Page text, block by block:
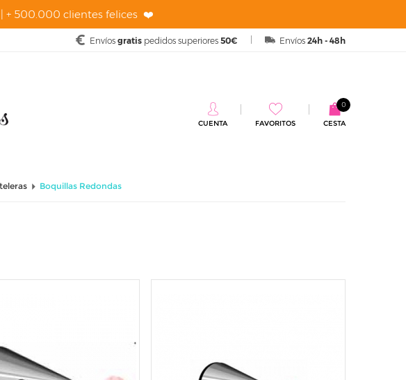
| + 500.000 clientes felices ❤️
Envíos 24h - 48h
Envíos gratis pedidos superiores 50€
CESTA
0
CUENTA FAVORITOS
Boquillas Redondas